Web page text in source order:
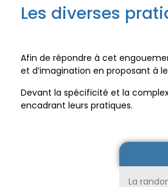
Les diverses
Afin de répondre à cet
et d’imagination en proposant à
Devant la spécificité et la
encadrant leurs pratiques.
La